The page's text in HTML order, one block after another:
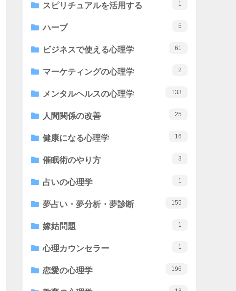
スピリチュアルを活用する 1
ハーブ 5
ビジネスで使える心理学 61
マーケティングの心理学 2
メンタルヘルスの心理学 133
人間関係の改善 25
健康になる心理学 16
催眠術のやり方 3
占いの心理学 1
夢占い・夢分析・夢診断 155
嫁姑問題 1
心理カウンセラー 1
恋愛の心理学 196